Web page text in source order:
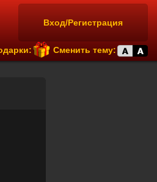
Вход/Регистрация
Сменить тему: